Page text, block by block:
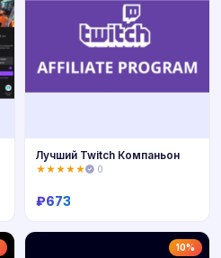
Лучший Twitch Компаньон
★★★★★ 0
₽673
10%